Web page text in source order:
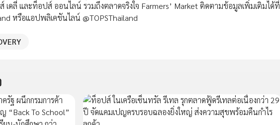
ลี่ และท็อปส์ ออนไลน์ รวมถึงตลาดจริงใจ Farmers’ Market ติดตามข้อมูลเพิ่มเติมได้ที่
หรือแอปพลิเคชันไลน์ @TOPSThailand